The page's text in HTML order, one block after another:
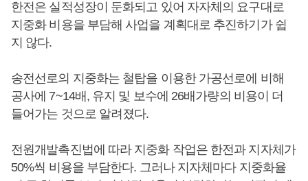
한전은 실적성장이 둔화되고 있어 자자체의 요구대로
지중화 비용을 부담해 사업을 계획대로 추진하기가 쉽
지 않다.
송전선로의 지중화는 철탑을 이용한 가공선로에 비해
공사에 7~14배, 유지 및 보수에 26배가량의 비용이 더
들어가는 것으로 알려졌다.
전원개발촉진법에 따라 지중화 작업은 한전과 지자체가
50%씩 비용을 부담한다. 그러나 지자체마다 지중화율